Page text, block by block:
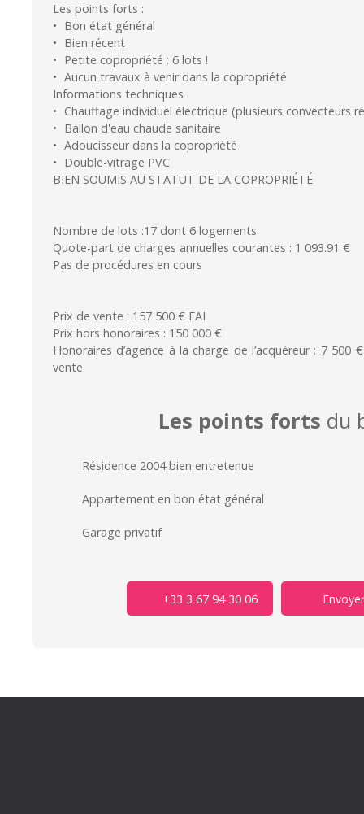
Les points forts :
Bon état général
Bien récent
Petite copropriété : 6 lots !
Aucun travaux à venir dans la copropriété
Informations techniques :
Chauffage individuel électrique (plusieurs convecteurs
Ballon d'eau chaude sanitaire
Adoucisseur dans la copropriété
Double-vitrage PVC
BIEN SOUMIS AU STATUT DE LA COPROPRIÉTÉ
Nombre de lots :17 dont 6 logements
Quote-part de charges annuelles courantes : 1 093.91 €
Pas de procédures en cours
Prix de vente : 157 500 € FAI
Prix hors honoraires : 150 000 €
Honoraires d’agence à la charge de l’acquéreur : 7
vente
Les points forts du
Résidence 2004 bien entretenue
Appartement en bon état général
Garage privatif
+33 3 67 94 30 06